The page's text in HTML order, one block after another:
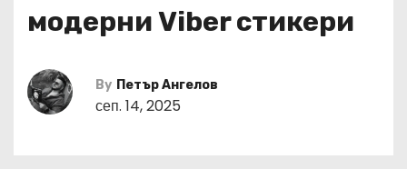
модерни Viber стикери
By Петър Ангелов
сеп. 14, 2025